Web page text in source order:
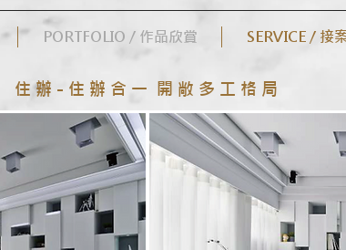
PORTFOLIO / 作品欣賞 SERVICE / 接
住 辦 - 住 辦 合 一 開 敞 多 工 格 局